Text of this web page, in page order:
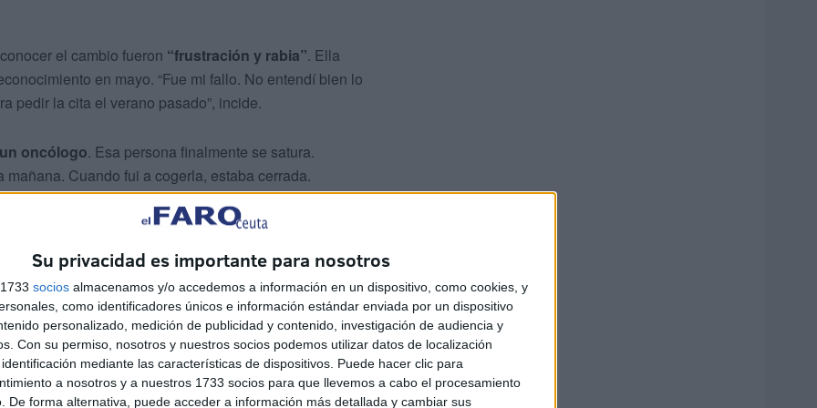
Su privacidad es importante para nosotros
socios almacenamos y/o accedemos a información en un dispositivo, como cookies, y
como identificadores únicos e información estándar enviada por un dispositivo
personalizado, medición de publicidad y contenido, investigación de audiencia y
Con su permiso, nosotros y nuestros socios podemos utilizar datos de localización
mediante las características de dispositivos. Puede hacer clic para
a nosotros y a nuestros 1733 socios para que llevemos a cabo el procesamiento
De forma alternativa, puede acceder a información más detallada y cambiar sus
el cambio fueron “frustración y rabia”. Ella
en mayo. “Fue mi fallo. No entendí bien lo
pedir la cita el verano pasado”, incide.
oncólogo. Esa persona finalmente se satura.
Cuando fui a cogerla, estaba cerrada.
vi en abril sin haberla solicitado. Cuando fui de
verano, se la emplazó para noviembre. A pesar de
un atraso previo, se le desplace la citación. “No se
ya está esa demora”, manifiesta.